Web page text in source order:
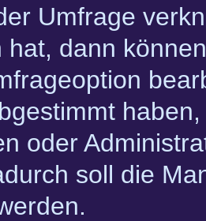
Umfrage
hat, dann
oder
soll die